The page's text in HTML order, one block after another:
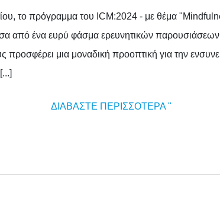
το πρόγραμμα του ICM:2024 - με θέμα
από ένα ευρύ φάσμα ερευνητικών
μια μοναδική προοπτική για την
ΔΙΑΒΆΣΤΕ ΠΕΡΙΣΣΌΤΕΡΑ "